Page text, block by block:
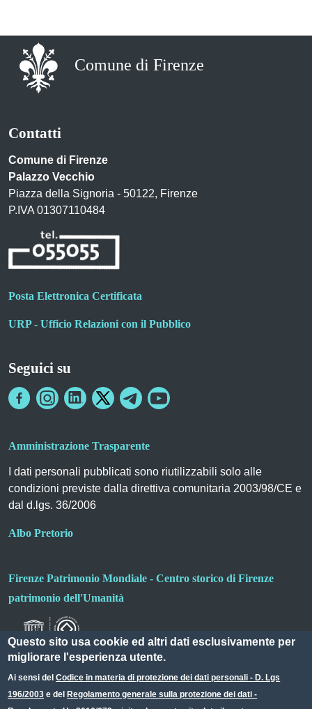
Comune di Firenze
Contatti
Comune di Firenze
Palazzo Vecchio
Piazza della Signoria - 50122, Firenze
P.IVA 01307110484
Posta Elettronica Certificata
URP - Ufficio Relazioni con il Pubblico
Seguici su
Amministrazione Trasparente
I dati personali pubblicati sono riutilizzabili solo alle
condizioni previste dalla direttiva comunitaria 2003/98/CE e
dal d.lgs. 36/2006
Albo Pretorio
Firenze Patrimonio Mondiale - Centro storico di Firenze
patrimonio dell'Umanità
Small prints
Useful links section
Questo sito usa cookie ed altri dati esclusivamente per
migliorare l'esperienza utente.
Ai sensi delCodice in materia di protezione dei dati personali - D. Lgs
196/2003 e del Regolamento generale sulla protezione dei dati -